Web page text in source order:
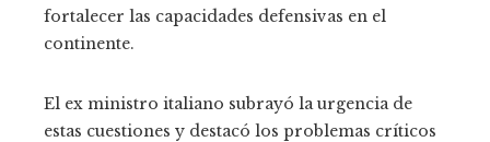
fortalecer las capacidades defensivas en el
continente.
El ex ministro italiano subrayó la urgencia de
estas cuestiones y destacó los problemas críticos